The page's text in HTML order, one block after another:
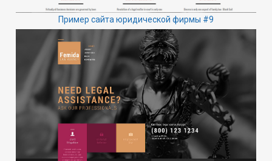
Пример сайта юридической фирмы #9